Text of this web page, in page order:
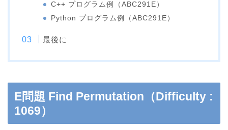
C++ プログラム例（ABC291E）
Python プログラム例（ABC291E）
最後に
E問題 Find Permutation（Difficulty :
1069）